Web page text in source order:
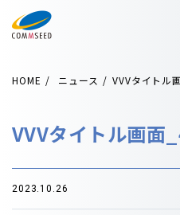
HOME ニュース VVVタイトル
VVVタイトル画面
2023.10.26